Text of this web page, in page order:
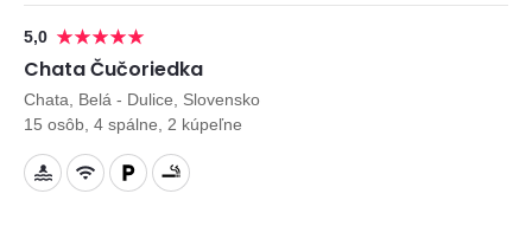
5,0
Chata Čučoriedka
Chata, Belá - Dulice, Slovensko
15 osôb, 4 spálne, 2 kúpeľne